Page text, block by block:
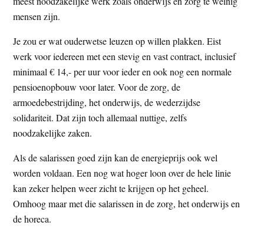
mensen zijn.
Je zou er wat ouderwetse leuzen op willen plakken. Eist
werk voor iedereen met een stevig en vast contract, inclusief
minimaal € 14,- per uur voor ieder en ook nog een normale
pensioenopbouw voor later. Voor de zorg, de
armoedebestrijding, het onderwijs, de wederzijdse
solidariteit. Dat zijn toch allemaal nuttige, zelfs
noodzakelijke zaken.
Als de salarissen goed zijn kan de energieprijs ook wel
worden voldaan. Een nog wat hoger loon over de hele linie
kan zeker helpen weer zicht te krijgen op het geheel.
Omhoog maar met die salarissen in de zorg, het onderwijs en
de horeca.